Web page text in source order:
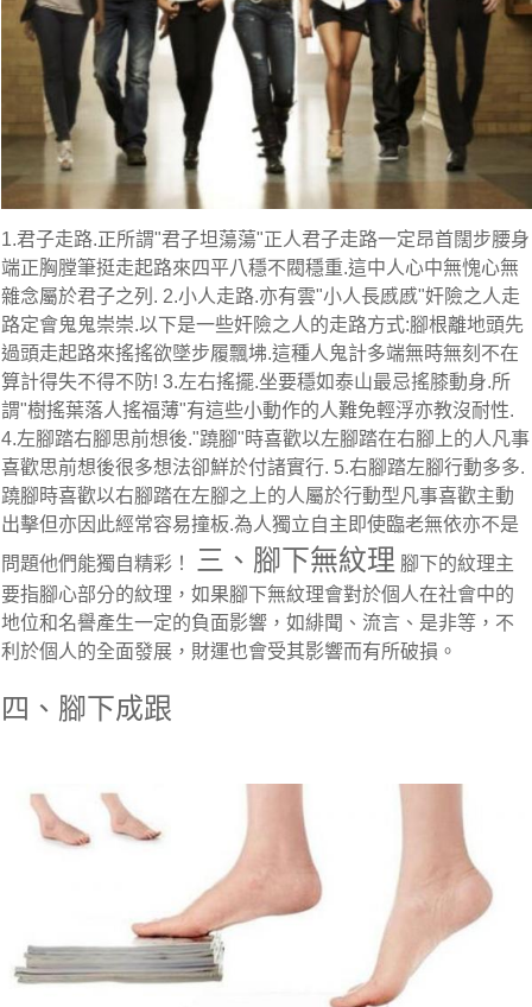
1.君子走路.正所謂"君子坦蕩蕩"正人君子走路一定昂首闊步腰身
端正胸膛筆挺走起路來四平八穩不閥穩重.這中人心中無愧心無
雜念屬於君子之列. 2.小人走路.亦有雲"小人長慼慼"奸險之人走
路定會鬼鬼崇崇.以下是一些奸險之人的走路方式:腳根離地頭先
過頭走起路來搖搖欲墜步履飄坲.這種人鬼計多端無時無刻不在
算計得失不得不防! 3.左右搖擺.坐要穩如泰山最忌搖膝動身.所
謂"樹搖葉落人搖福薄"有這些小動作的人難免輕浮亦教沒耐性.
4.左腳踏右腳思前想後."蹺腳"時喜歡以左腳踏在右腳上的人凡事
喜歡思前想後很多想法卻鮮於付諸實行. 5.右腳踏左腳行動多多.
蹺腳時喜歡以右腳踏在左腳之上的人屬於行動型凡事喜歡主動
出擊但亦因此經常容易撞板.為人獨立自主即使臨老無依亦不是
問題他們能獨自精彩！
三、腳下無紋理 腳下的紋理主
要指腳心部分的紋理，如果腳下無紋理會對於個人在社會中的
地位和名譽產生一定的負面影響，如緋聞、流言、是非等，不
利於個人的全面發展，財運也會受其影響而有所破損。
四、腳下成跟